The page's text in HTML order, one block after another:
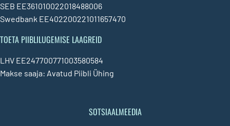
SEB EE361010022018488006
Swedbank EE402200221011657470
TOETA PIIBLILUGEMISE LAAGREID
LHV EE247700771003580584
Makse saaja: Avatud Piibli Ühing
SOTSIAALMEEDIA